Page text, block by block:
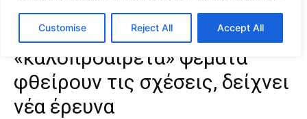
Customise Reject All Accept All
Ακόμη και τα
«καλοπροαίρετα» ψέματα
φθείρουν τις σχέσεις, δείχνει
νέα έρευνα